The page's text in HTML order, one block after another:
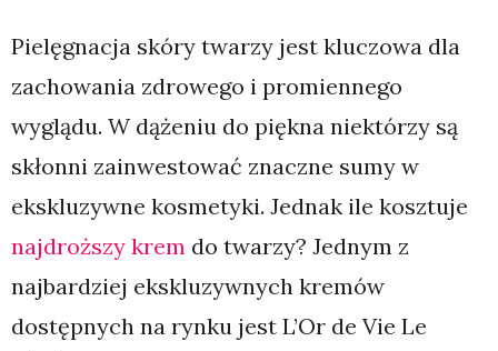
Pielęgnacja skóry twarzy jest kluczowa dla
zachowania zdrowego i promiennego
wyglądu. W dążeniu do piękna niektórzy są
skłonni zainwestować znaczne sumy w
ekskluzywne kosmetyki. Jednak ile kosztuje
najdroższy krem do twarzy? Jednym z
najbardziej ekskluzywnych kremów
dostępnych na rynku jest L’Or de Vie Le